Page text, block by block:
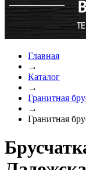
Главная
→
Каталог
→
Гранитная
→
Гранитная